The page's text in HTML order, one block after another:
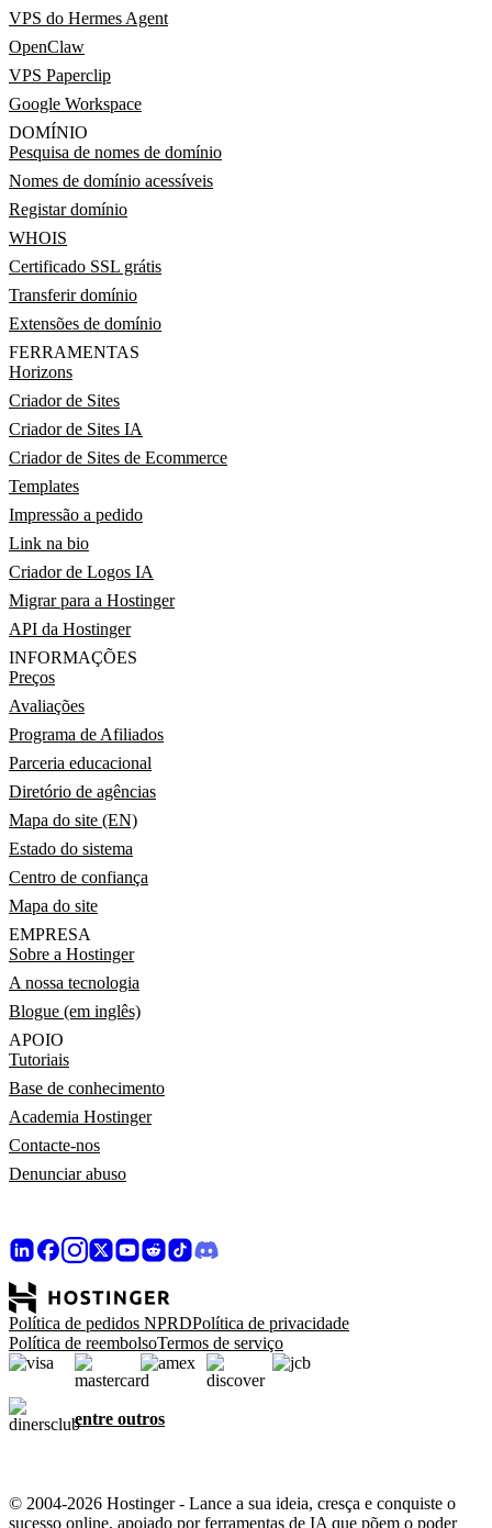
VPS do Hermes Agent
OpenClaw
VPS Paperclip
Google Workspace
DOMÍNIO
Pesquisa de nomes de domínio
Nomes de domínio acessíveis
Registar domínio
WHOIS
Certificado SSL grátis
Transferir domínio
Extensões de domínio
FERRAMENTAS
Horizons
Criador de Sites
Criador de Sites IA
Criador de Sites de Ecommerce
Templates
Impressão a pedido
Link na bio
Criador de Logos IA
Migrar para a Hostinger
API da Hostinger
INFORMAÇÕES
Preços
Avaliações
Programa de Afiliados
Parceria educacional
Diretório de agências
Mapa do site (EN)
Estado do sistema
Centro de confiança
Mapa do site
EMPRESA
Sobre a Hostinger
A nossa tecnologia
Blogue (em inglês)
APOIO
Tutoriais
Base de conhecimento
Academia Hostinger
Contacte-nos
Denunciar abuso
Política de pedidos NPRDPolítica de privacidade
Política de reembolsoTermos de serviço
entre outros
© 2004-2026 Hostinger - Lance a sua ideia, cresça e conquiste o
sucesso online, apoiado por ferramentas de IA que põem o poder